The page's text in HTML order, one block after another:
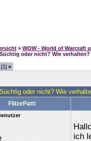
» WOW - World of Warcraft
oder nicht? Wie verhalten?
[1] »
oder nicht? Wie
FlitzePatti
ich